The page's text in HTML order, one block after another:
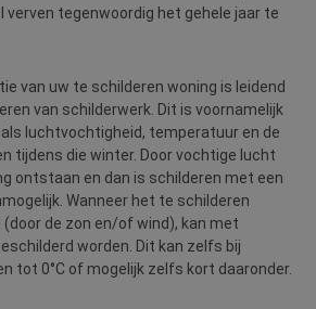
verven tegenwoordig het gehele jaar te
van uw te schilderen woning is leidend
van schilderwerk. Dit is voornamelijk
luchtvochtigheid, temperatuur en de
tijdens die winter. Door vochtige lucht
ontstaan en dan is schilderen met een
Wanneer het te schilderen
(door de zon en/of wind), kan met
worden. Dit kan zelfs bij
tot 0°C of mogelijk zelfs kort daaronder.